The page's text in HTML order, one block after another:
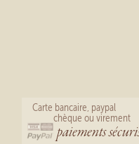
Carte bancaire, paypal
chèque ou virement
paiements